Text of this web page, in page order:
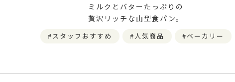
ミルクとバターたっぷりの
贅沢リッチな山型食パン。
スタッフおすすめ 人気商品 ベーカリー